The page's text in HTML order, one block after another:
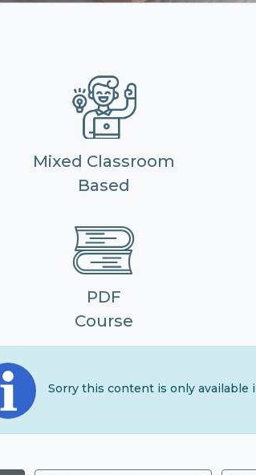
Mixed Classroom
Based
PDF
Course
Sorry this content is only available